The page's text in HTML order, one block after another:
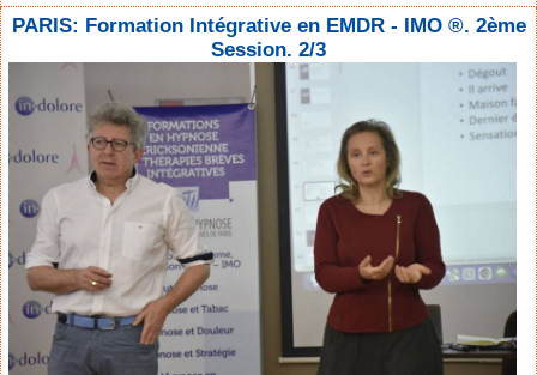
PARIS: Formation Intégrative en EMDR - IMO ®. 2ème
Session. 2/3